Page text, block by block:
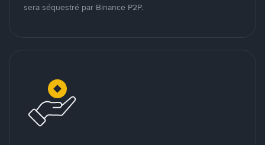
sera séquestré par Binance P2P.